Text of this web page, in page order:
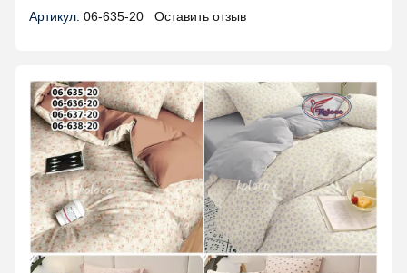
Артикул: 06-635-20 Оставить отзыв